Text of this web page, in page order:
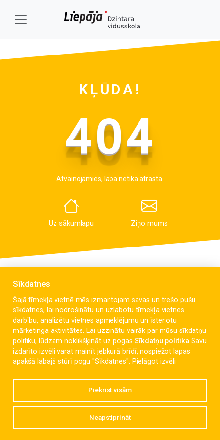
KĻŪDA!
404
Atvainojamies, lapa netika atrasta.
Uz sākumlapu Ziņo mums
Celmu iela 6, Liepāja, LV-3405
dzintaravsk@liepaja.edu.lv
+371 634 427 10
Sīkdatnes
Šajā tīmekļa vietnē mēs izmantojam savas un trešo pušu
sīkdatnes, lai nodrošinātu un uzlabotu tīmekļa vietnes
darbību, analizētu vietnes apmeklējumu un īstenotu
mārketinga aktivitātes. Lai uzzinātu vairāk par mūsu sīkdatņu
politiku, lūdzam noklikšķināt uz pogas Sīkdatņu politikaSavu
izdarīto izvēli varat mainīt jebkurā brīdī, nospiežot lapas
apakšā labajā stūrī pogu "Sīkdatnes". Pielāgot izvēli
Piekrist visām
Neapstiprināt